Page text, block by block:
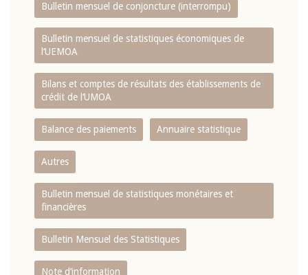
Bulletin mensuel de conjoncture (interrompu)
Bulletin mensuel de statistiques économiques de
l‘UEMOA
Bilans et comptes de résultats des établissements de
crédit de l‘UMOA
Balance des paiements Annuaire statistique
Autres
Bulletin mensuel de statistiques monétaires et
financières
Bulletin Mensuel des Statistiques
Note d’information